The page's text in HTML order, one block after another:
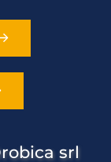
srl